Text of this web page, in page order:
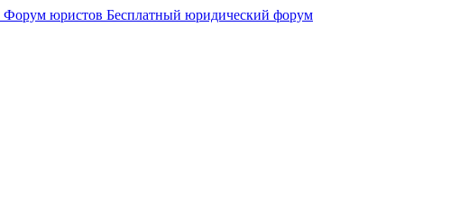
Форум юристов Бесплатный юридический форум